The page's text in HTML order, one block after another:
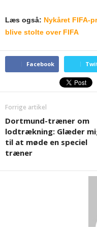
Læs også: Nykåret FIFA-
blive stolte over FIFA
Facebook
Forrige artikel
Dortmund-træner om
lodtrækning: Glæder
til at møde en speciel
træner